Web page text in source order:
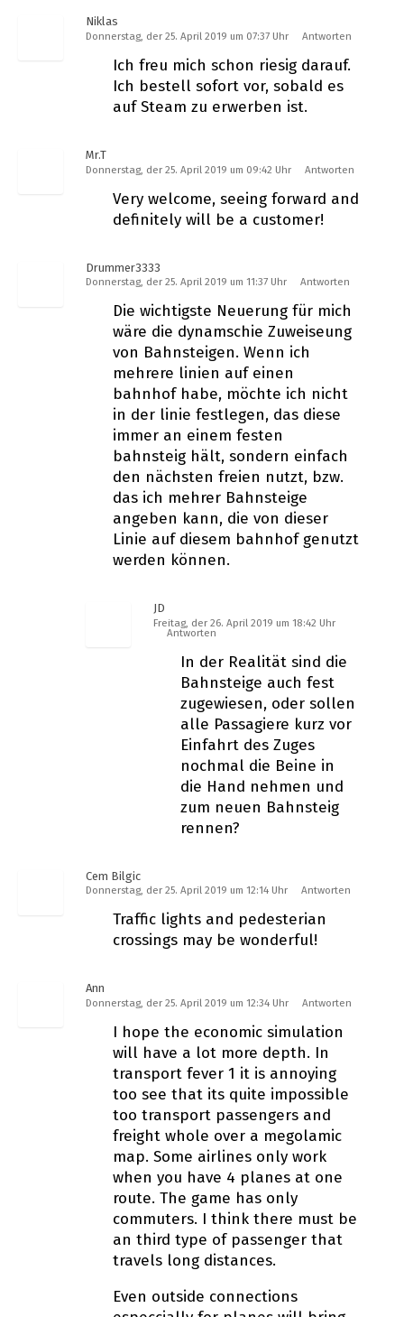
Niklas
Donnerstag, der 25. April 2019 um 07:37 Uhr Antworten
Ich freu mich schon riesig darauf.
Ich bestell sofort vor, sobald es
auf Steam zu erwerben ist.
Mr.T
Donnerstag, der 25. April 2019 um 09:42 Uhr Antworten
Very welcome, seeing forward and
definitely will be a customer!
Drummer3333
Donnerstag, der 25. April 2019 um 11:37 Uhr Antworten
Die wichtigste Neuerung für mich
wäre die dynamschie Zuweiseung
von Bahnsteigen. Wenn ich
mehrere linien auf einen
bahnhof habe, möchte ich nicht
in der linie festlegen, das diese
immer an einem festen
bahnsteig hält, sondern einfach
den nächsten freien nutzt, bzw.
das ich mehrer Bahnsteige
angeben kann, die von dieser
Linie auf diesem bahnhof genutzt
werden können.
JD
Freitag, der 26. April 2019 um 18:42 Uhr
Antworten
In der Realität sind die
Bahnsteige auch fest
zugewiesen, oder sollen
alle Passagiere kurz vor
Einfahrt des Zuges
nochmal die Beine in
die Hand nehmen und
zum neuen Bahnsteig
rennen?
Cem Bilgic
Donnerstag, der 25. April 2019 um 12:14 Uhr Antworten
Traffic lights and pedesterian
crossings may be wonderful!
Ann
Donnerstag, der 25. April 2019 um 12:34 Uhr Antworten
I hope the economic simulation
will have a lot more depth. In
transport fever 1 it is annoying
too see that its quite impossible
too transport passengers and
freight whole over a megolamic
map. Some airlines only work
when you have 4 planes at one
route. The game has only
commuters. I think there must be
an third type of passenger that
travels long distances.
Even outside connections